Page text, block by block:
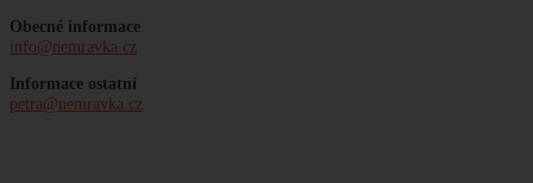
Obecné informace
info@nemravka.cz
Informace ostatní
petra@nemravka.cz